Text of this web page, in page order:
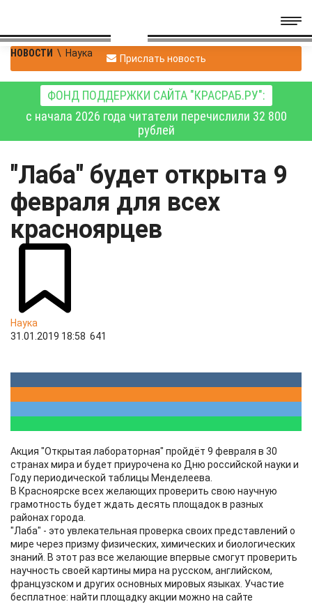
НОВОСТИ \ Наука Прислать новость
ФОНД ПОДДЕРЖКИ САЙТА "КРАСРАБ.РУ":
с начала 2026 года читатели перечислили 32 800
рублей
"Лаба" будет открыта 9
февраля для всех
красноярцев
Наука
31.01.2019 18:58 641
Акция "Открытая лабораторная" пройдёт 9 февраля в 30
странах мира и будет приурочена ко Дню российской науки и
Году периодической таблицы Менделеева.
В Красноярске всех желающих проверить свою научную
грамотность будет ждать десять площадок в разных
районах города.
"Лаба" - это увлекательная проверка своих представлений о
мире через призму физических, химических и биологических
знаний. В этот раз все желающие впервые смогут проверить
научность своей картины мира на русском, английском,
французском и других основных мировых языках. Участие
бесплатное: найти площадку акции можно на сайте